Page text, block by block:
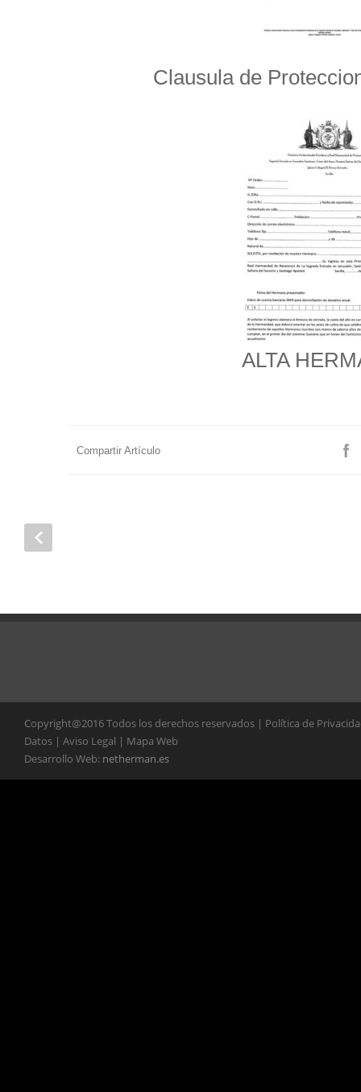
Clausula de
ALTA
Compartir Artículo
Copyright@2016 Todos los derechos reservados | Política de
Datos | Aviso Legal | Mapa Web
Desarrollo Web: netherman.es